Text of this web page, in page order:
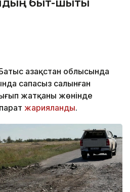
Қазақстан облысында
сапасыз салынған
жатқаны жөнінде
жарияланды.